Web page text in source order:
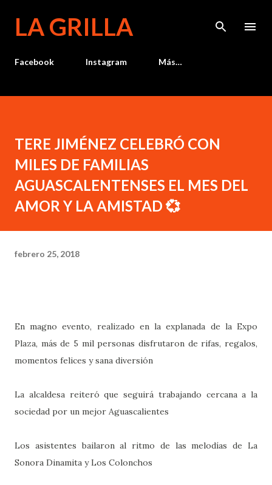
LA GRILLA
Facebook Instagram Más…
TERE JIMÉNEZ CELEBRÓ CON
MILES DE FAMILIAS
AGUASCALENTENSES EL MES DEL
AMOR Y LA AMISTAD 💞
febrero 25, 2018
En magno evento, realizado en la explanada de la Expo
Plaza, más de 5 mil personas disfrutaron de rifas, regalos,
momentos felices y sana diversión
La alcaldesa reiteró que seguirá trabajando cercana a la
sociedad por un mejor Aguascalientes
Los asistentes bailaron al ritmo de las melodías de La
Sonora Dinamita y Los Colonchos